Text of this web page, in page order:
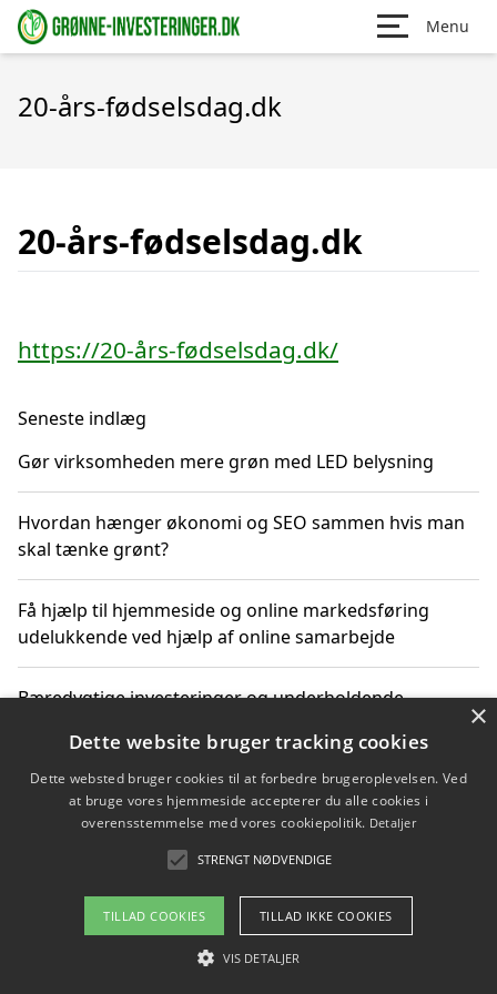
Menu
20-års-fødselsdag.dk
20-års-fødselsdag.dk
https://20-års-fødselsdag.dk/
Seneste indlæg
Gør virksomheden mere grøn med LED belysning
Hvordan hænger økonomi og SEO sammen hvis man
skal tænke grønt?
Få hjælp til hjemmeside og online markedsføring
udelukkende ved hjælp af online samarbejde
Bæredygtige investeringer og underholdende
Sådan kan online møder for virksomheder fremme
grønne investeringer
Copyright 2026 - Pilanto Aps
Om / kontakt
×
Dette website bruger tracking cookies
Dette websted bruger cookies til at forbedre brugeroplevelsen. Ved
at bruge vores hjemmeside accepterer du alle cookies i
overensstemmelse med vores cookiepolitik. Detaljer
STRENGT NØDVENDIGE
TILLAD COOKIES TILLAD IKKE COOKIES
VIS DETALJER